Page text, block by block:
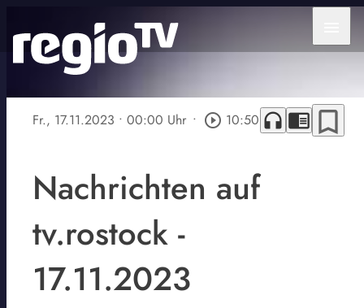
Fr., 17.11.2023 • 00:00 Uhr • play_circle_outline 10:50 headphones chrome_reader_mode bookmark_border
Nachrichten auf
tv.rostock -
17.11.2023